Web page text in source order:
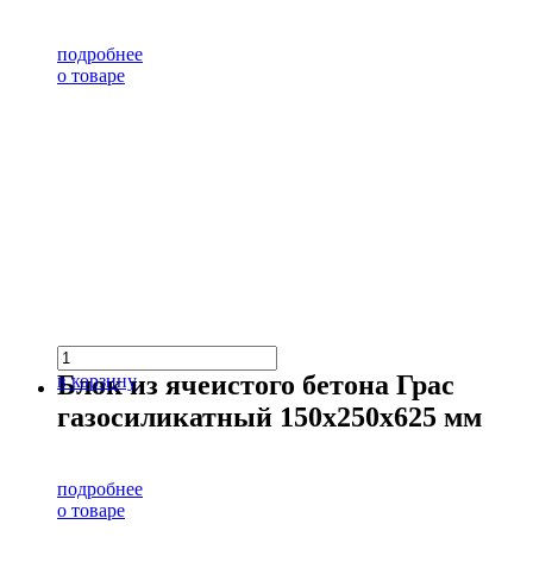
подробнее
о товаре
в корзину
Блок из ячеистого бетона Грас
газосиликатный 150х250х625 мм
подробнее
о товаре